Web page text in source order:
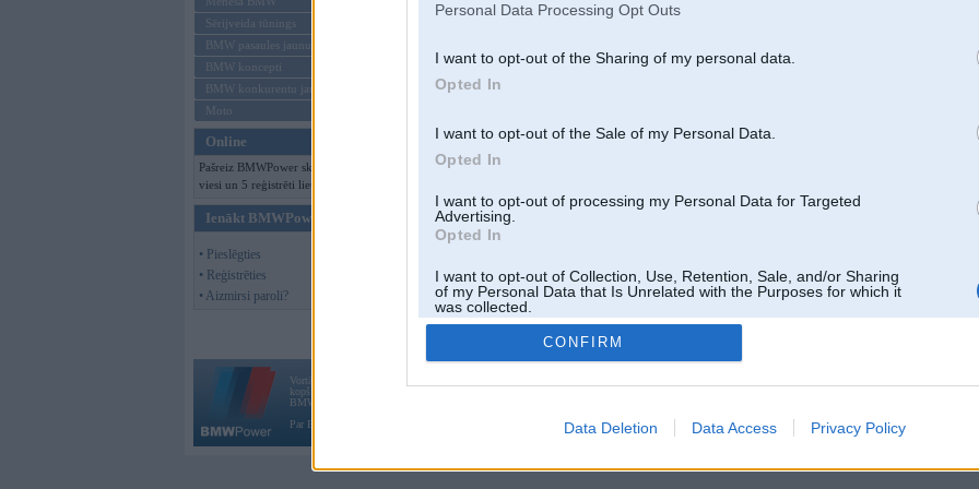
Personal Data Processing Opt Outs
I want to opt-out of the Sharing of my personal data.
Opted In
I want to opt-out of the Sale of my Personal Data.
Opted In
I want to opt-out of processing my Personal Data for Targeted
Advertising.
Opted In
I want to opt-out of Collection, Use, Retention, Sale, and/or Sharing
of my Personal Data that Is Unrelated with the Purposes for which it
was collected.
Opted Out
CONFIRM
Data Deletion Data Access Privacy Policy
Sērijveida tūnings
BMW pasaules jaunumi
BMW koncepti
BMW konkurentu jaunumi
Moto
Online
Pašreiz BMWPower skatās 104
viesi un 5 reģistrēti lietotāji.
Ienākt BMWPower
• Pieslēgties
• Reģistrēties
• Aizmirsi paroli?
Vortāls BMWPower.lv darbojas
kopš 2002. gada 14. maija. Tas nav auto klubs un nav saistīts ar
BMW AG.
Par BMWPower